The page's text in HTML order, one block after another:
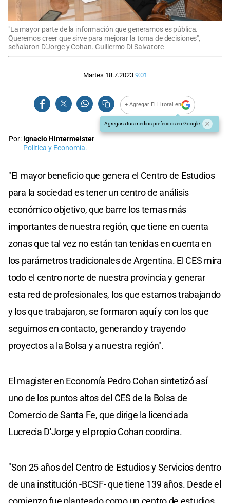
"La mayor parte de la información que generamos es pública.
Queremos creer que sirve para mejorar la toma de decisiones",
señalaron D'Jorge y Cohan. Guillermo Di Salvatore
Martes 18.7.2023 9:01
+ Agregar El Litoral en
Agregar a tus medios preferidos en Google
Por: Ignacio Hintermeister
Politica y Economía.
"El mayor beneficio que genera el Centro de Estudios
para la sociedad es tener un centro de análisis
económico objetivo, que barre los temas más
importantes de nuestra región, que tiene en cuenta
zonas que tal vez no están tan tenidas en cuenta en
los parámetros tradicionales de Argentina. El CES mira
todo el centro norte de nuestra provincia y generar
esta red de profesionales, los que estamos trabajando
y los que trabajaron, se formaron aquí y con los que
seguimos en contacto, generando y trayendo
proyectos a la Bolsa y a nuestra región".
El magister en Economía Pedro Cohan sintetizó así
uno de los puntos altos del CES de la Bolsa de
Comercio de Santa Fe, que dirige la licenciada
Lucrecia D'Jorge y el propio Cohan coordina.
"Son 25 años del Centro de Estudios y Servicios dentro
de una institución -BCSF- que tiene 139 años. Desde el